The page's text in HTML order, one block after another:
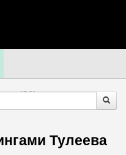
17:31
Тулеева